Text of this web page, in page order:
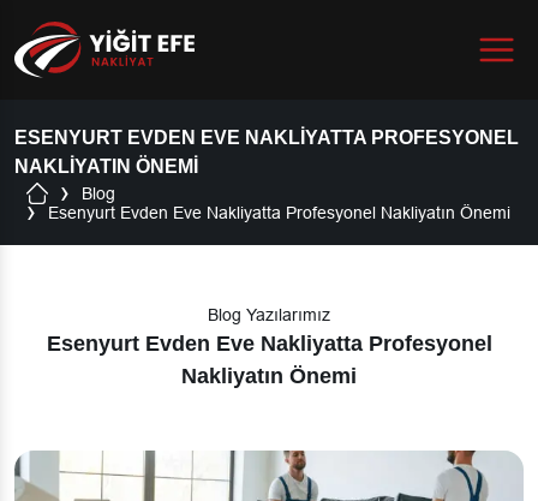
Menu
ESENYURT EVDEN EVE NAKLIYATTA PROFESYONEL
NAKLIYATIN ÖNEMI
Blog
Esenyurt Evden Eve Nakliyatta Profesyonel Nakliyatın Önemi
Blog Yazılarımız
Esenyurt Evden Eve Nakliyatta Profesyonel
Nakliyatın Önemi